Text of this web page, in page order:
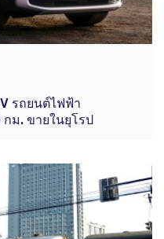
รถยนต์ไฟฟ้า
ม. ขายในยุโรป